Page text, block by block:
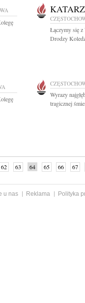
Łączymy się
Drodzy
Wyrazy
tragicznej
62 63 64 65 66
67
u nas Reklama
Polityka